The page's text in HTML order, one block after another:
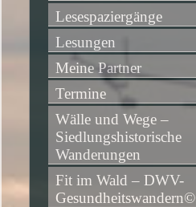
Lesespaziergänge
Lesungen
Meine Partner
Termine
Wälle und Wege –
Siedlungshistorische
Wanderungen
Fit im Wald – DWV-
Gesundheitswandern©